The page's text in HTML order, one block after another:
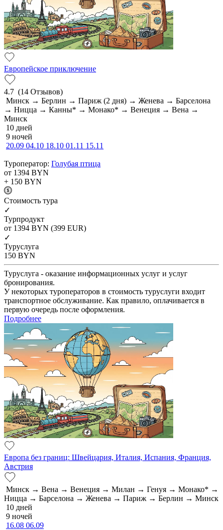
Европейское приключение
4.7 (14 Отзывов)
Минск → Берлин → Париж (2 дня) → Женева → Барселона
→ Ницца → Канны* → Монако* → Венеция → Вена →
Минск
10 дней
9 ночей
20.09 04.10 18.10 01.11 15.11
Туроператор: Голубая птица
от 1394 BYN
+ 150 BYN
Cтоимость тура
✓
Турпродукт
от 1394 BYN (399 EUR)
✓
Туруслуга
150 BYN
Туруслуга - оказание информационных услуг и услуг
бронирования.
У некоторых туроператоров в стоимость туруслуги входит
транспортное обслуживание. Как правило, оплачивается в
первую очередь после оформления.
Подробнее
Европа без границ: Швейцария, Италия, Испания, Франция,
Австрия
Минск → Вена → Венеция → Милан → Генуя → Монако* →
Ницца → Барселона → Женева → Париж → Берлин → Минск
10 дней
9 ночей
16.08 06.09